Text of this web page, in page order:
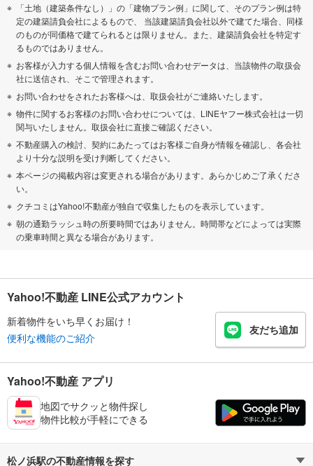
「土地（建築条件なし）」の「建物プラン例」に関して、そのプラン例は特
定の建築請負会社によるもので、 当該建築請負会社以外で建てた場合、同様
のものが同価格で建てられるとは限りません。また、建築請負会社を特定す
るものではありません。
お客様が入力する個人情報を含むお問い合わせデータは、当該物件の取扱会
社に送信され、そこで管理されます。
お問い合わせをされたお客様へは、取扱会社がご連絡いたします。
物件に関するお客様のお問い合わせについては、LINEヤフー株式会社は一切
関与いたしません。取扱会社に直接ご確認ください。
不動産購入の検討、契約にあたってはお客様ご自身が情報を確認し、各会社
より十分な説明を受け判断してください。
本ページの掲載内容は変更される場合があります。あらかじめご了承くださ
い。
クチコミはYahoo!不動産が独自で収集したものを表示しています。
朝の通勤ラッシュ時の所要時間ではありません。時間帯などによっては実際
の乗車時間と異なる場合があります。
Yahoo!不動産 LINE公式アカウント
新着物件をいち早くお届け！
便利な機能のご紹介
友だち追加
Yahoo!不動産 アプリ
地図でサクッと物件探し
物件比較が手軽にできる
松ノ浜駅の不動産情報を探す